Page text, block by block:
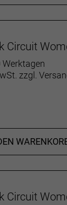
dank
bieten
dabeihaben
Circuit lassen
Schutz von 50+.
andere
Circuit
Werktagen
zzgl.
Circuit